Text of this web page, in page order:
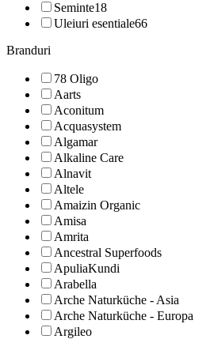
Seminte18
Uleiuri esentiale66
Branduri
78 Oligo
Aarts
Aconitum
Acquasystem
Algamar
Alkaline Care
Alnavit
Altele
Amaizin Organic
Amisa
Amrita
Ancestral Superfoods
ApuliaKundi
Arabella
Arche Naturküche - Asia
Arche Naturküche - Europa
Argileo